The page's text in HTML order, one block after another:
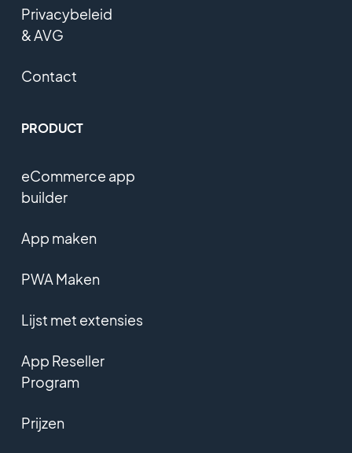
Privacybeleid
& AVG
Contact
PRODUCT
eCommerce app
builder
App maken
PWA Maken
Lijst met extensies
App Reseller
Program
Prijzen